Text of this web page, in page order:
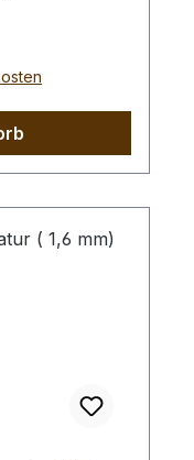
ein
ist
4).